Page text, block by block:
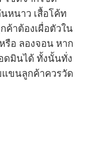
หนาว เสื้อโค้ท
ค้าต้องเผื่อตัวใน
รือ ลองจอน หาก
ดมินได้ ทั้งนั้นทั่ง
ขนลูกค้าควรวัด